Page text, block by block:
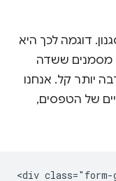
דוגמה לכך היא
מסמנים ששדה
יותר קל. אנחנו
של הטפסים,
<div class="form-